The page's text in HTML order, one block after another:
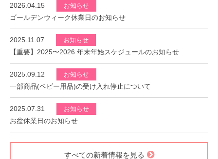
2026.04.15 お知らせ
ゴールデンウィーク休業日のお知らせ
2025.11.07 お知らせ
【重要】2025〜2026 年末年始スケジュールのお知らせ
2025.09.12 お知らせ
一部商品(ベビー用品)の受け入れ停止について
2025.07.31 お知らせ
お盆休業日のお知らせ
すべての新着情報を見る